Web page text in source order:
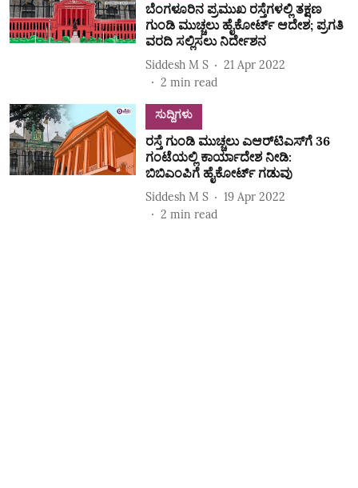
ಬೆಂಗಳೂರಿನ ಪ್ರಮುಖ ರಸ್ತೆಗಳಲ್ಲಿ ತಕ್ಷಣ
ಗುಂಡಿ ಮುಚ್ಚಲು ಹೈಕೋರ್ಟ್‌ ಆದೇಶ; ಪ್ರಗತಿ
ವರದಿ ಸಲ್ಲಿಸಲು ನಿರ್ದೇಶನ
Siddesh M S
21 Apr 2022
2 min read
ಸುದ್ದಿಗಳು
ರಸ್ತೆ ಗುಂಡಿ ಮುಚ್ಚಲು ಎಆರ್‌ಟಿಎಸ್‌ಗೆ 36
ಗಂಟೆಯಲ್ಲಿ ಕಾರ್ಯಾದೇಶ ನೀಡಿ:
ಬಿಬಿಎಂಪಿಗೆ ಹೈಕೋರ್ಟ್‌ ಗಡುವು
Siddesh M S
19 Apr 2022
2 min read